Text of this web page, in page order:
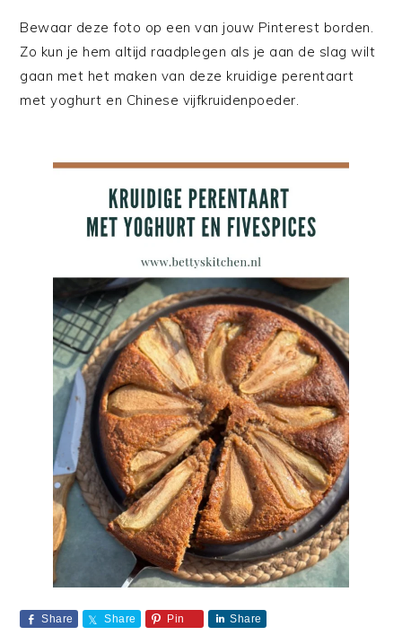
Bewaar deze foto op een van jouw Pinterest borden.
Zo kun je hem altijd raadplegen als je aan de slag wilt
gaan met het maken van deze kruidige perentaart
met yoghurt en Chinese vijfkruidenpoeder.
Share Share Pin Share